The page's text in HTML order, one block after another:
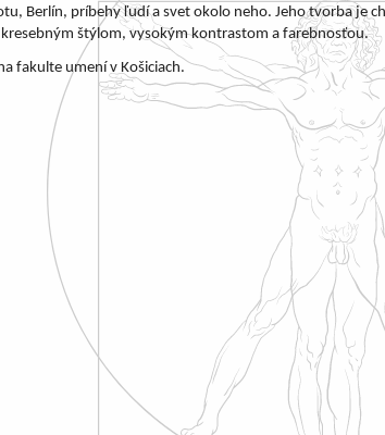
Berlín, príbehy ľudí a svet okolo neho. Jeho tvorba je
štýlom, vysokým kontrastom a farebnosťou.
fakulte umení v Košiciach.